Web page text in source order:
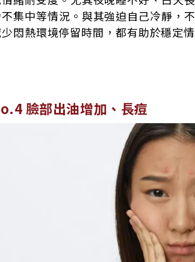
集中等情況。與其強迫自己冷靜，
悶熱環境停留時間，都有助於穩定
臉部出油增加、長痘